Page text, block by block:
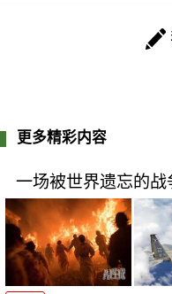
更多精彩内容
一场被世界遗忘的